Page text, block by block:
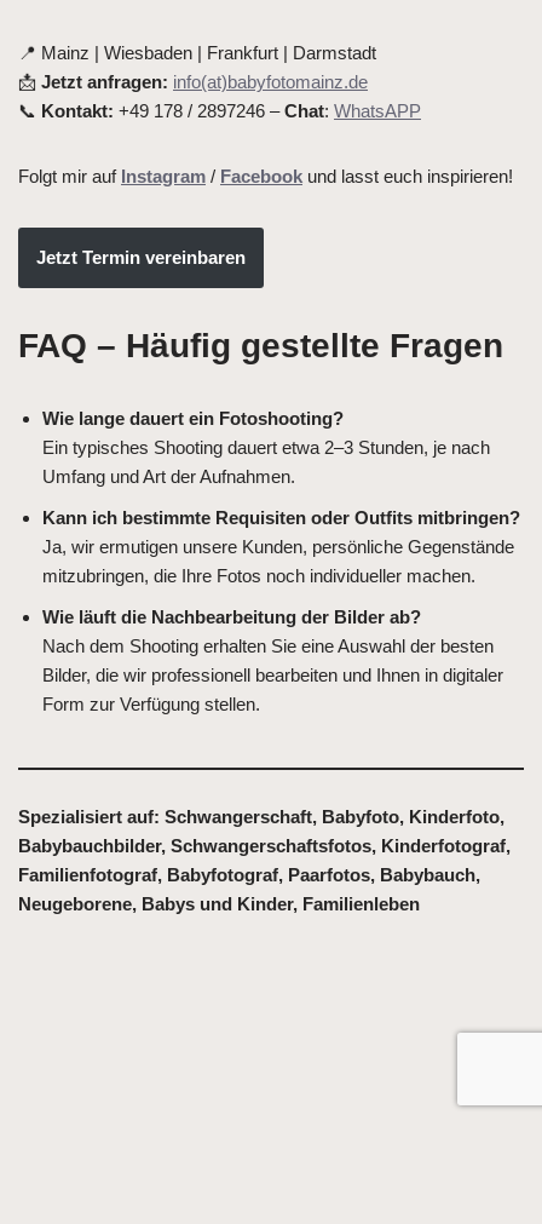
📍 Mainz | Wiesbaden | Frankfurt | Darmstadt
📩 Jetzt anfragen: info(at)babyfotomainz.de
📞 Kontakt: +49 178 / 2897246 –Chat: WhatsAPP
Folgt mir auf Instagram / Facebook und lasst euch inspirieren!
Jetzt Termin vereinbaren
FAQ – Häufig gestellte Fragen
Wie lange dauert ein Fotoshooting?
Ein typisches Shooting dauert etwa 2–3 Stunden, je nach
Umfang und Art der Aufnahmen.
Kann ich bestimmte Requisiten oder Outfits mitbringen?
Ja, wir ermutigen unsere Kunden, persönliche Gegenstände
mitzubringen, die Ihre Fotos noch individueller machen.
Wie läuft die Nachbearbeitung der Bilder ab?
Nach dem Shooting erhalten Sie eine Auswahl der besten
Bilder, die wir professionell bearbeiten und Ihnen in digitaler
Form zur Verfügung stellen.
Spezialisiert auf: Schwangerschaft, Babyfoto, Kinderfoto,
Babybauchbilder, Schwangerschaftsfotos, Kinderfotograf,
Familienfotograf, Babyfotograf, Paarfotos, Babybauch,
Neugeborene, Babys und Kinder, Familienleben